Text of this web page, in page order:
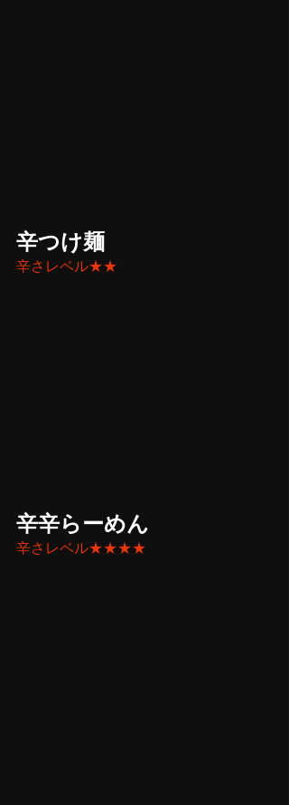
辛つけ麺
辛さレベル★★
辛辛らーめん
辛さレベル★★★★